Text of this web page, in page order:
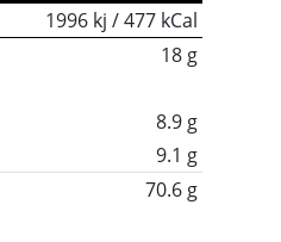
1996 kj / 477 kCal
18 g
8.9 g
9.1 g
70.6 g